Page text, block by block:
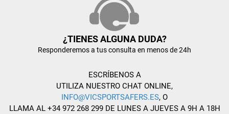
¿TIENES ALGUNA DUDA?
Responderemos a tus consulta en menos de 24h
ESCRÍBENOS A
UTILIZA NUESTRO CHAT ONLINE,
INFO@VICSPORTSAFERS.ES, O
LLAMA AL +34 972 268 299 DE LUNES A JUEVES A 9H A 18H